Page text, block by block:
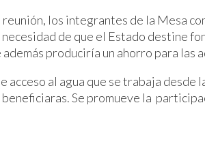
los integrantes de la Mesa
de que el Estado destine
además produciría un ahorro para
acceso al agua que se trabaja
Se promueve la